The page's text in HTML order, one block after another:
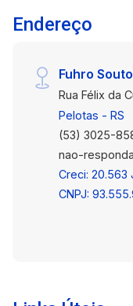
Endereço
Fuhro
Rua Félix da
Pelotas - RS
(53) 3025-
nao-
Creci: 20.563
CNPJ: